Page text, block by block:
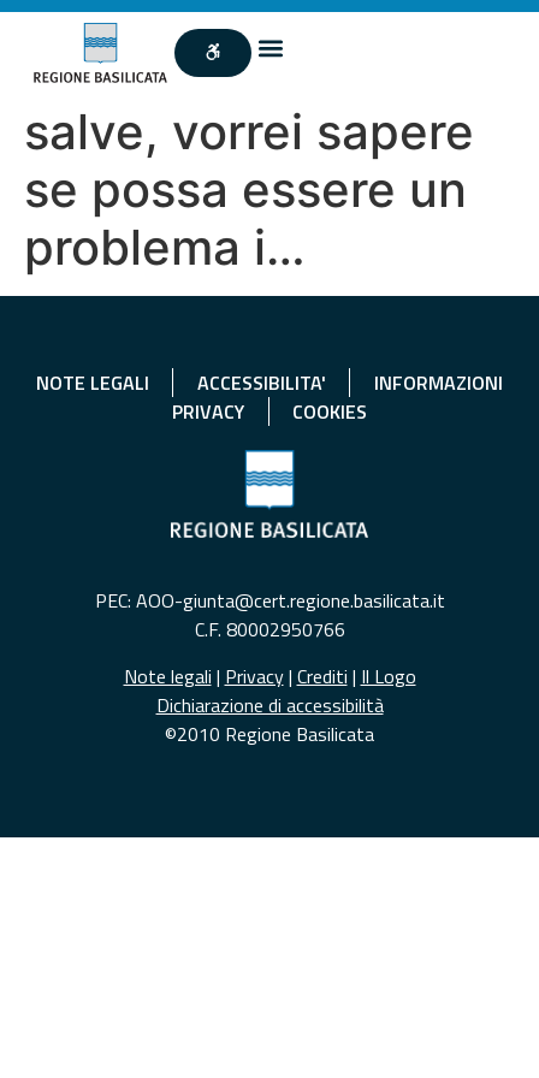
salve, vorrei sapere
se possa essere un
problema i…
NOTE LEGALI ACCESSIBILITA'
INFORMAZIONI
PRIVACY
COOKIES
PEC: AOO-giunta@cert.regione.basilicata.it
C.F. 80002950766
Note legali | Privacy| Crediti | Il Logo
Dichiarazione di accessibilità
©2010 Regione Basilicata